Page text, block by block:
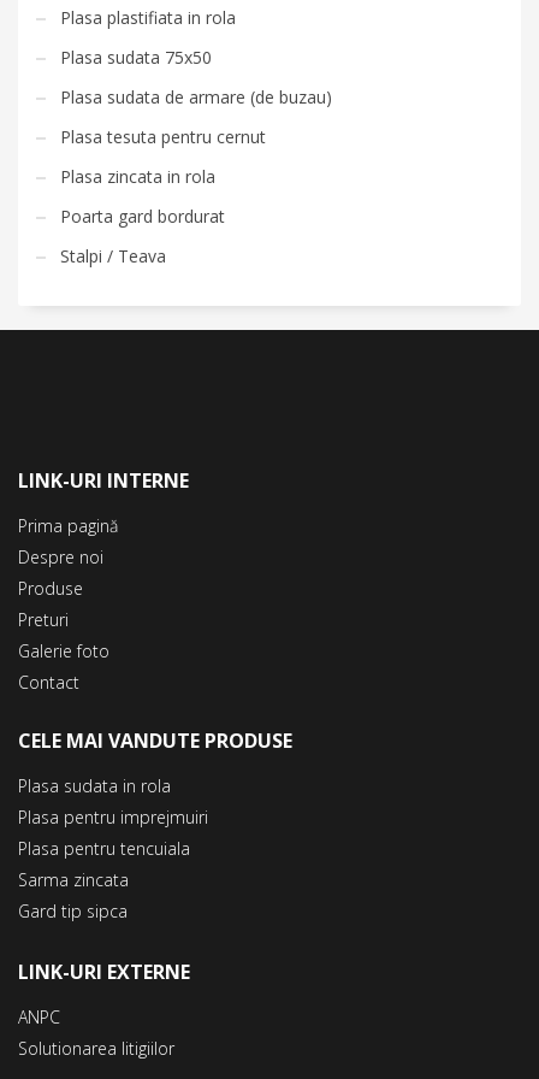
Plasa plastifiata in rola
Plasa sudata 75x50
Plasa sudata de armare (de buzau)
Plasa tesuta pentru cernut
Plasa zincata in rola
Poarta gard bordurat
Stalpi / Teava
LINK-URI INTERNE
Prima pagină
Despre noi
Produse
Preturi
Galerie foto
Contact
CELE MAI VANDUTE PRODUSE
Plasa sudata in rola
Plasa pentru imprejmuiri
Plasa pentru tencuiala
Sarma zincata
Gard tip sipca
LINK-URI EXTERNE
ANPC
Solutionarea litigiilor